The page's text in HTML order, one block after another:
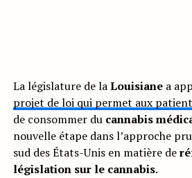
La législature de laLouisianea
projet de loi qui permet aux
de consommer du cannabis
nouvelle étape dans l’approche
sud des États-Unis en matière de
législation sur le cannabis.